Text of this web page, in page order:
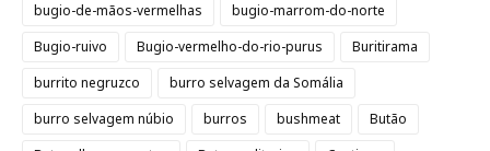
bugio-de-mãos-vermelhas
bugio-marrom-do-norte
Bugio-ruivo
Bugio-vermelho-do-rio-purus
Buritirama
burrito negruzco
burro selvagem da Somália
burro selvagem núbio
burros bushmeat
Butão